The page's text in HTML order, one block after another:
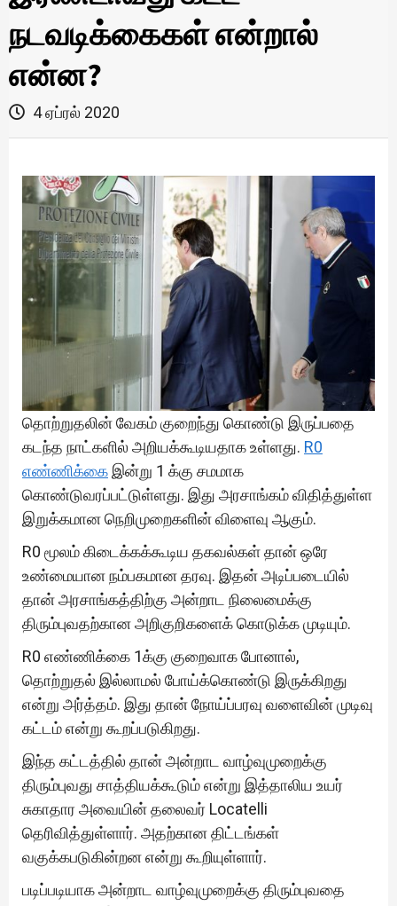
நடவடிக்கைகள் என்றால்
என்ன?
4 ஏப்ரல் 2020
தொற்றுதலின் வேகம் குறைந்து கொண்டு இருப்பதை
கடந்த நாட்களில் அறியக்கூடியதாக உள்ளது. R0
எண்ணிக்கை இன்று 1 க்கு சமமாக
கொண்டுவரப்பட்டுள்ளது. இது அரசாங்கம் விதித்துள்ள
இறுக்கமான நெறிமுறைகளின் விளைவு ஆகும்.
R0 மூலம் கிடைக்கக்கூடிய தகவல்கள் தான் ஒரே
உண்மையான நம்பகமான தரவு. இதன் அடிப்படையில்
தான் அரசாங்கத்திற்கு அன்றாட நிலைமைக்கு
திரும்புவதற்கான அறிகுறிகளைக் கொடுக்க முடியும்.
R0 எண்ணிக்கை 1க்கு குறைவாக போனால்,
தொற்றுதல் இல்லாமல் போய்க்கொண்டு இருக்கிறது
என்று அர்த்தம். இது தான் நோய்ப்பரவு வளைவின் முடிவு
கட்டம் என்று கூறப்படுகிறது.
இந்த கட்டத்தில் தான் அன்றாட வாழ்வுமுறைக்கு
திரும்புவது சாத்தியக்கூடும் என்று இத்தாலிய உயர்
சுகாதார அவையின் தலைவர் Locatelli
தெரிவித்துள்ளார். அதற்கான திட்டங்கள்
வகுக்கபடுகின்றன என்று கூறியுள்ளார்.
படிப்படியாக அன்றாட வாழ்வுமுறைக்கு திரும்புவதை